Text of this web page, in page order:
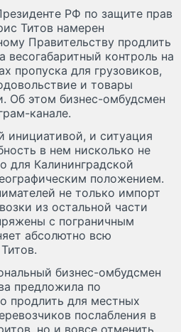
РФ по защите прав
Титов намерен
Правительству продлить
весогабаритный контроль на
пропуска для грузовиков,
и товары
Об этом бизнес-омбудсмен
канале.
и ситуация
в нем нисколько не
для Калининградской
положением.
не только импорт
из остальной части
с пограничным
абсолютно всю
бизнес-омбудсмен
предложила по
продлить для местных
послабления в